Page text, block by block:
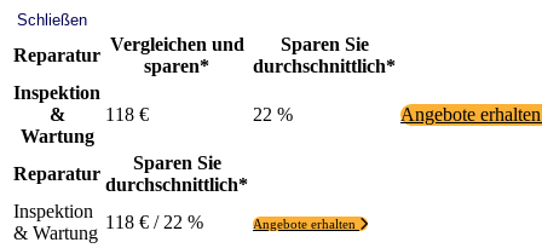
Schließen
Reparatur
Vergleichen und
sparen*
Sparen Sie
durchschnittlich*
Inspektion
&
Wartung
118 € 22 % Angebote
Reparatur
Sparen Sie
durchschnittlich*
Inspektion
& Wartung
118 € / 22 % Angebote erhalten